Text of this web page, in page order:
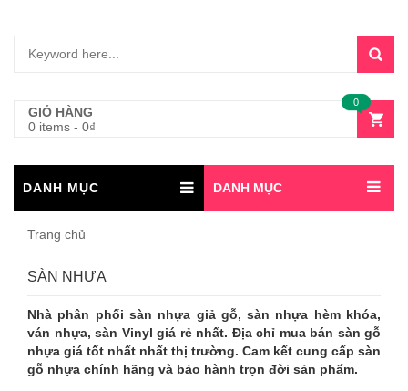
GIỎ HÀNG
0 items - 0₫
0
DANH MỤC DANH MỤC
Trang chủ
SÀN NHỰA
Nhà phân phối sàn nhựa giả gỗ, sàn nhựa hèm khóa,
ván nhựa, sàn Vinyl giá rẻ nhất. Địa chỉ mua bán sàn gỗ
nhựa giá tốt nhất nhất thị trường. Cam kết cung cấp sàn
gỗ nhựa chính hãng và bảo hành trọn đời sản phẩm.